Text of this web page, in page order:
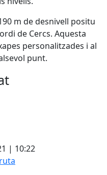
m de desnivell positu
de Cercs. Aquesta
personalitzades i al
punt.
| 10:22